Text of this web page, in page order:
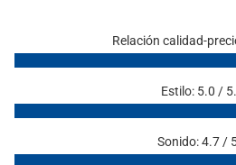
Relación calidad-
Estilo: 5.0 /
Sonido: 4.7 /